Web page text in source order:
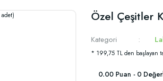
Özel Çeşitler
Kategori
* 199,75 TL den başlayan
0.00 Puan - 0